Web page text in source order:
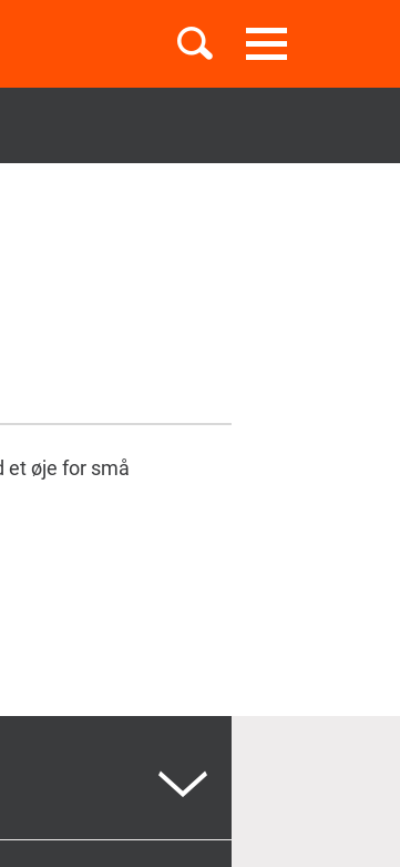
Toggle
navigation
Temaer
et øje for små